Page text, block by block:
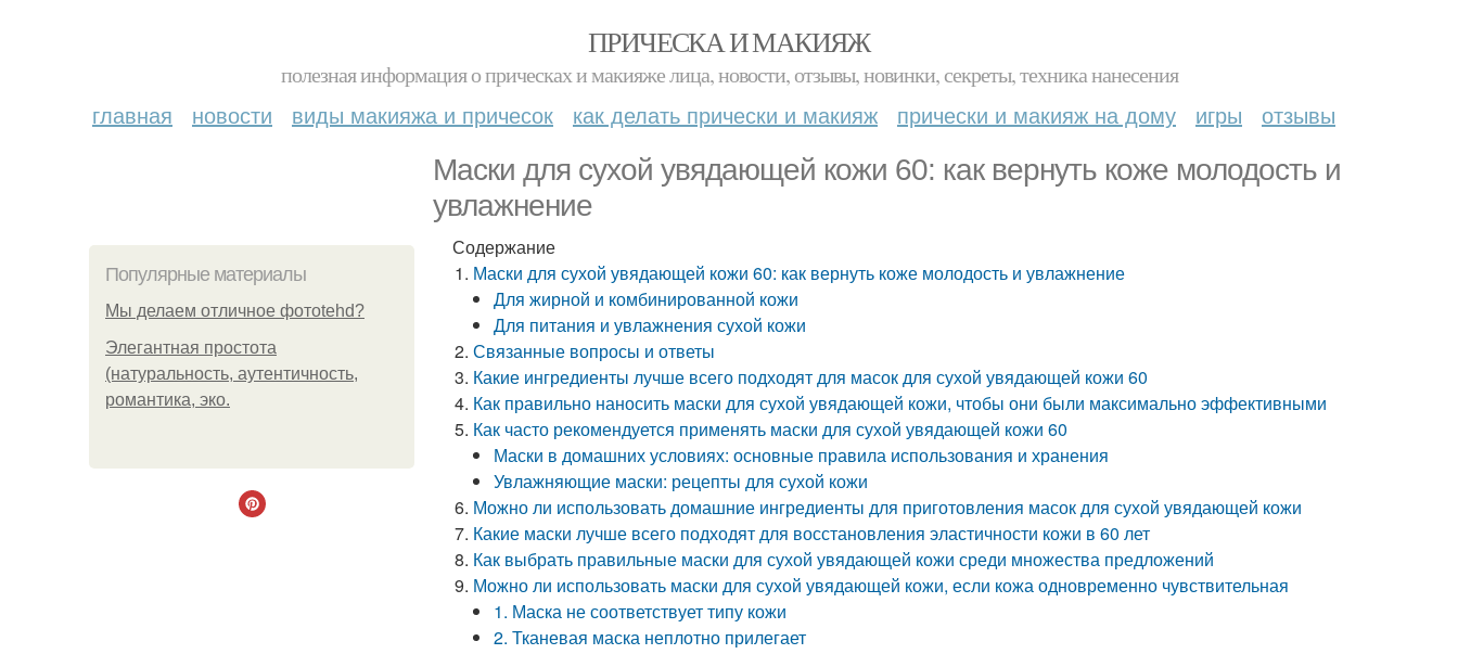
ПРИЧЕСКА И МАКИЯЖ
полезная информация о прическах и макияже лица, новости, отзывы, новинки, секреты, техника нанесения
главная новости виды макияжа и причесок как делать прически и макияж прически и макияж на дому игры отзывы
Маски для сухой увядающей кожи 60: как вернуть коже молодость и
увлажнение
Популярные материалы
Мы делаем отличное фотоtehd?
Элегантная простота
(натуральность, аутентичность,
романтика, эко.
Содержание
Маски для сухой увядающей кожи 60: как вернуть коже молодость и увлажнение
Для жирной и комбинированной кожи
Для питания и увлажнения сухой кожи
Связанные вопросы и ответы
Какие ингредиенты лучше всего подходят для масок для сухой увядающей кожи 60
Как правильно наносить маски для сухой увядающей кожи, чтобы они были максимально эффективными
Как часто рекомендуется применять маски для сухой увядающей кожи 60
Маски в домашних условиях: основные правила использования и хранения
Увлажняющие маски: рецепты для сухой кожи
Можно ли использовать домашние ингредиенты для приготовления масок для сухой увядающей кожи
Какие маски лучше всего подходят для восстановления эластичности кожи в 60 лет
Как выбрать правильные маски для сухой увядающей кожи среди множества предложений
Можно ли использовать маски для сухой увядающей кожи, если кожа одновременно чувствительная
1. Маска не соответствует типу кожи
2. Тканевая маска неплотно прилегает